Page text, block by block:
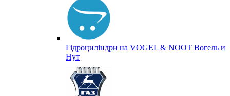
Гідроциліндри на VOGEL & NOOT Вогель и
Нут